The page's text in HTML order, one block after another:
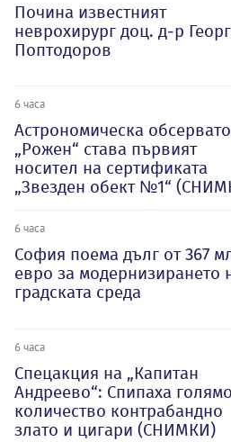
Почина известният
неврохирург доц. д-р
Поптодоров
6 часа
Астрономическа
„Рожен“ става първият
носител на сертификата
„Звезден обект №1“
6 часа
София поема дълг от 367
евро за модернизирането
градската среда
6 часа
Спецакция на „Капитан
Андреево“: Спипаха голямо
количество контрабандно
злато и цигари (СНИМКИ)